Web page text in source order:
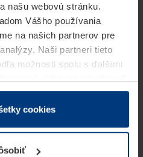
našu webovú stránku.
Vášho používania
na našich partnerov pre
Naši partneri tieto
možnosti spolu s ďalšími
cookies ukladať na Vašom
všetky ostatné typy cookie
Vaše povolenie môžete
cookies